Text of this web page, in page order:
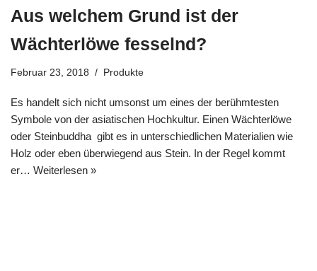
Aus welchem Grund ist der
Wächterlöwe fesselnd?
Februar 23, 2018 Produkte
Es handelt sich nicht umsonst um eines der berühmtesten
Symbole von der asiatischen Hochkultur. Einen Wächterlöwe
oder Steinbuddha gibt es in unterschiedlichen Materialien wie
Holz oder eben überwiegend aus Stein. In der Regel kommt
er… Weiterlesen »